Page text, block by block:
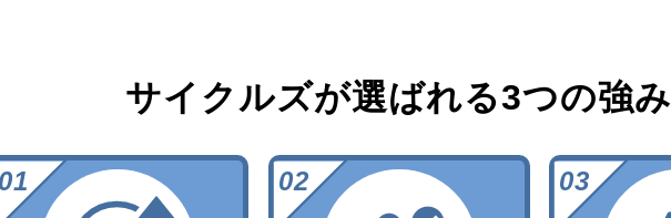
サイクルズが選ばれる3つの強み